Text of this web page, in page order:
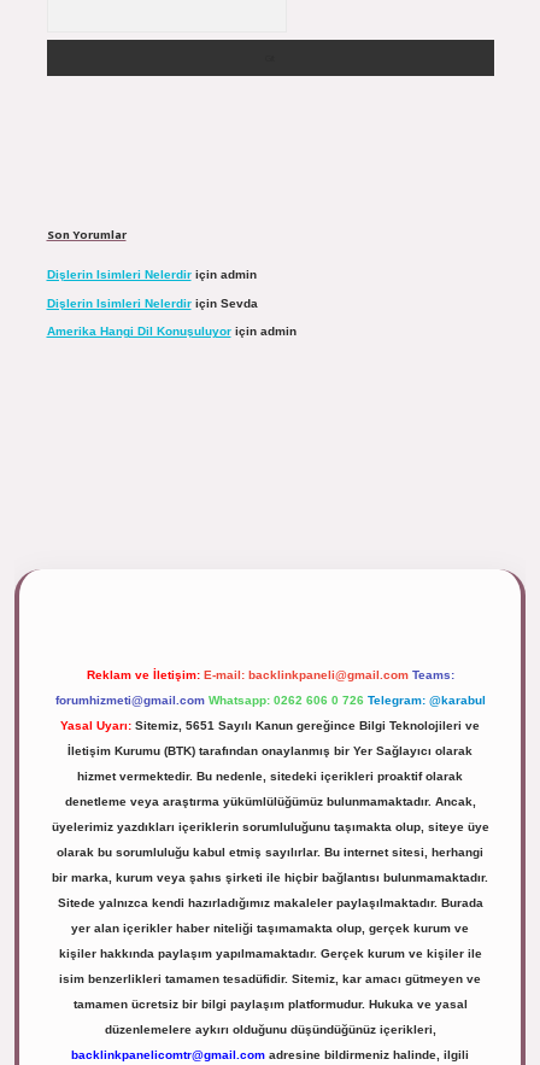
Son Yorumlar
Dişlerin Isimleri Nelerdiriçin admin
Dişlerin Isimleri Nelerdiriçin Sevda
Amerika Hangi Dil Konuşuluyoriçin admin
Reklam ve İletişim: E-mail: backlinkpaneli@gmail.com Teams:
forumhizmeti@gmail.com Whatsapp: 0262 606 0 726 Telegram: @karabul
Yasal Uyarı: Sitemiz, 5651 Sayılı Kanun gereğince Bilgi Teknolojileri ve
İletişim Kurumu (BTK) tarafından onaylanmış bir Yer Sağlayıcı olarak
hizmet vermektedir. Bu nedenle, sitedeki içerikleri proaktif olarak
denetleme veya araştırma yükümlülüğümüz bulunmamaktadır. Ancak,
üyelerimiz yazdıkları içeriklerin sorumluluğunu taşımakta olup, siteye üye
olarak bu sorumluluğu kabul etmiş sayılırlar. Bu internet sitesi, herhangi
bir marka, kurum veya şahıs şirketi ile hiçbir bağlantısı bulunmamaktadır.
Sitede yalnızca kendi hazırladığımız makaleler paylaşılmaktadır. Burada
yer alan içerikler haber niteliği taşımamakta olup, gerçek kurum ve
kişiler hakkında paylaşım yapılmamaktadır. Gerçek kurum ve kişiler ile
isim benzerlikleri tamamen tesadüfidir. Sitemiz, kar amacı gütmeyen ve
tamamen ücretsiz bir bilgi paylaşım platformudur. Hukuka ve yasal
düzenlemelere aykırı olduğunu düşündüğünüz içerikleri,
backlinkpanelicomtr@gmail.com adresine bildirmeniz halinde, ilgili